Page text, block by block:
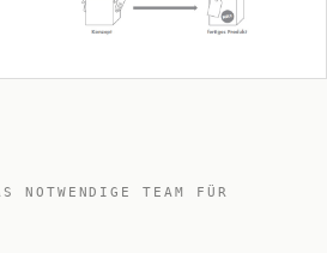
NOTWENDIGE TEAM FÜR